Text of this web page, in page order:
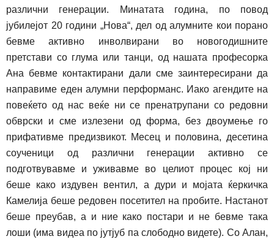
различни генерации. Минатата година, по повод
јубилејот 20 години „Нова“, дел од алумните кои порано
бевме активно инволвирани во новогодишните
претстави со глума или танци, од нашата професорка
Ана бевме контактирани дали сме заинтересирани да
направиме еден алумни перформанс. Иако агендите на
повеќето од нас веќе ни се пренатрупани со редовни
обврски и сме излезени од форма, без двоумење го
прифативме предизвикот. Месец и половина, десетина
соученици од различни генерации активно се
подготвувавме и уживавме во целиот процес кој ни
беше како издувен вентил, а дури и мојата ќеркичка
Камелија беше редовен посетител на пробите. Настанот
беше преубав, а и ние како постари и не бевме така
лоши (има видеа по јутјуб па слободно видете). Со Алан,